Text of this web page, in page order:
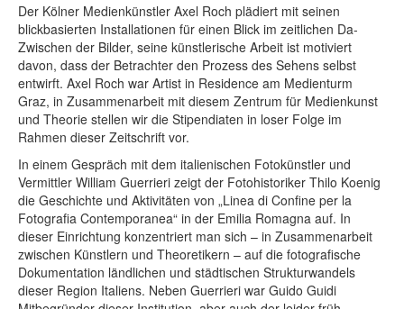
Der Kölner Medienkünstler Axel Roch plädiert mit seinen
blickbasierten Installationen für einen Blick im zeitlichen Da-
Zwischen der Bilder, seine künstlerische Arbeit ist motiviert
davon, dass der Betrachter den Prozess des Sehens selbst
entwirft. Axel Roch war Artist in Residence am Medienturm
Graz, in Zusammenarbeit mit diesem Zentrum für Medienkunst
und Theorie stellen wir die Stipendiaten in loser Folge im
Rahmen dieser Zeitschrift vor.
In einem Gespräch mit dem italienischen Fotokünstler und
Vermittler William Guerrieri zeigt der Fotohistoriker Thilo Koenig
die Geschichte und Aktivitäten von „Linea di Confine per la
Fotografia Contemporanea“ in der Emilia Romagna auf. In
dieser Einrichtung konzentriert man sich – in Zusammenarbeit
zwischen Künstlern und Theoretikern – auf die fotografische
Dokumentation ländlichen und städtischen Strukturwandels
dieser Region Italiens. Neben Guerrieri war Guido Guidi